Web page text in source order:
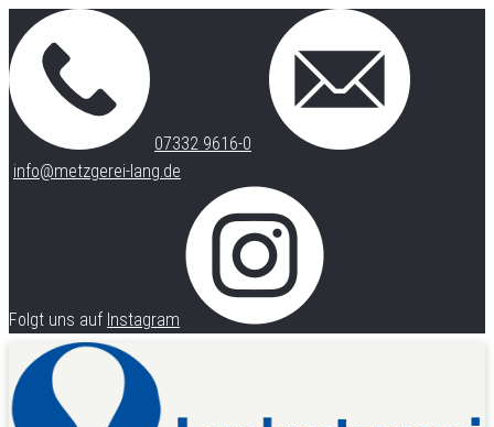
07332 9616-0
info@metzgerei-lang.de
Folgt uns auf Instagram